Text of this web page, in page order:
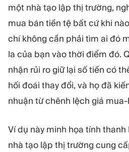
một nhà tạo lập thị trường,
mua bán tiền tệ bất cứ khi
chí không cần phải tìm ai đó
la của bạn vào thời điểm đó.
nhận rủi ro giữ lại số tiền có
hối đoái thay đổi, và họ đã
nhuận từ chênh lệch giá
Ví dụ này minh họa tính
nhà tạo lập thị trường cung